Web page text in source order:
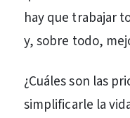
hay que trabajar
y, sobre todo,
¿Cuáles son las
simplificarle la